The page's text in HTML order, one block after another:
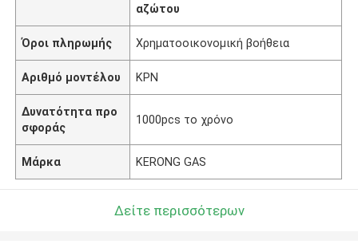
αζώτου
Όροι πληρωμής Χρηματοοικονομική βοήθεια
Αριθμό μοντέλου ΚΡΝ
Δυνατότητα προ
σφοράς
1000pcs το χρόνο
Μάρκα KERONG GAS
Δείτε περισσότερων